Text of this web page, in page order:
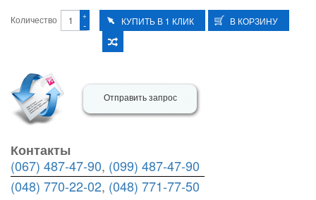
Количество -
+
Отправить запрос
Контакты
(067) 487-47-90, (099) 487-47-90
(048) 770-22-02, (048) 771-77-50